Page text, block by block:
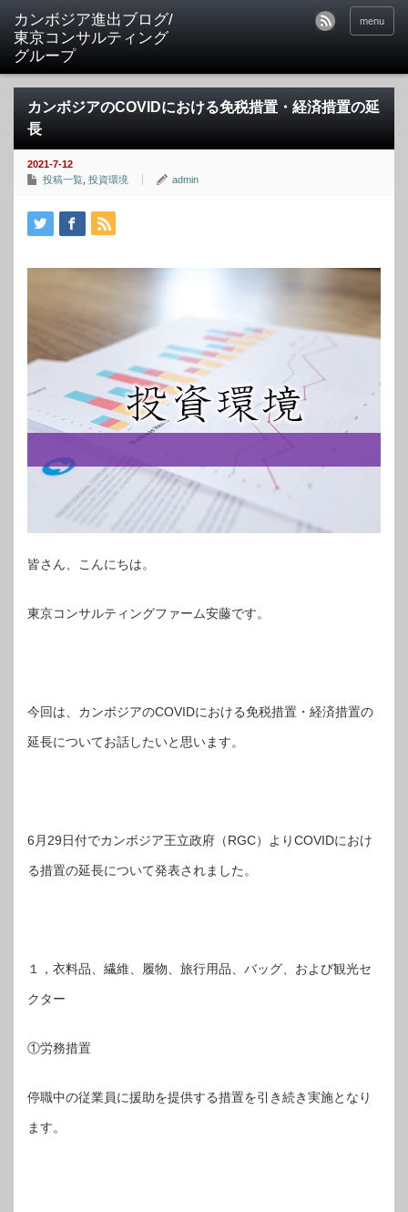
カンボジア進出ブログ/
東京コンサルティング
グループ
menu
カンボジアのCOVIDにおける免税措置・経済措置の延
長
2021-7-12
投稿一覧 投資環境 admin
皆さん、こんにちは。
東京コンサルティングファーム安藤です。
今回は、カンボジアのCOVIDにおける免税措置・経済措置の
延長についてお話したいと思います。
6月29日付でカンボジア王立政府（RGC）よりCOVIDにおけ
る措置の延長について発表されました。
１，衣料品、繊維、履物、旅行用品、バッグ、および観光セ
クター
①労務措置
停職中の従業員に援助を提供する措置を引き続き実施となり
ます。